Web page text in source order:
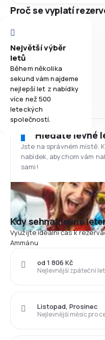
Proč se vyplatí
Největší výběr
letů
Během několika
sekund vám najdeme
nejlepší let z nabídky
více než 500
leteckých
společností.
Hledáte levné
Jste na správném místě.
nabídek, abychom vám
sami!
Kdy sehnat levné
Využijte ideální čas k
Ammánu
Nejlevnější zpáteční let
od 1 806 Kč
Nejlevnější měsíc pro
Listopad, Prosinec